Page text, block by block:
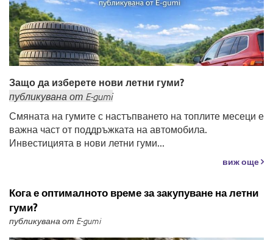
Защо да изберете нови летни гуми?
публикувана от E-gumi
Смяната на гумите с настъпването на топлите месеци е
важна част от поддръжката на автомобила.
Инвестицията в нови летни гуми...
виж още
Кога е оптималното време за закупуване на летни
гуми?
публикувана от E-gumi